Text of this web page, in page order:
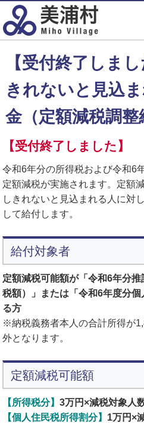
【受付終了しま
きれないと見込
金（定額減税調整
【受付終了しました】
令和6年分の所得税および令和6
定額減税が実施されます。定額
しきれないと見込まれる人に対
して給付します。
給付対象者
定額減税可能額が「令和6年分
税額）」または「令和6年度分
る方
※納税義務者本人の合計所得が
外となります。
定額減税可能額
【所得税分】3万円×減税対象人
【個人住民税所得割分】 1万円×